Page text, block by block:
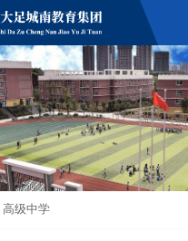
高级中学